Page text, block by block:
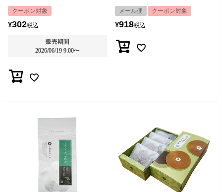
クーポン対象
¥302税込
販売期間
2026/06/19 9:00〜
メール便 クーポン対象
¥918税込